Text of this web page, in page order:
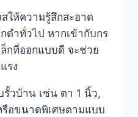
ให้ความรู้สึกสะอาด
ดำทั่วไป หากเข้ากับกร
กที่ออกแบบดี จะช่วย
รง
วบ้าน เช่น ตา 1 นิ้ว,
อขนาดพิเศษตามแบบ